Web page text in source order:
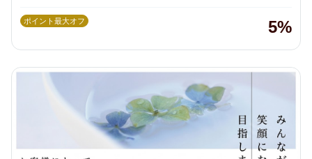
ポイント最大オフ 5%